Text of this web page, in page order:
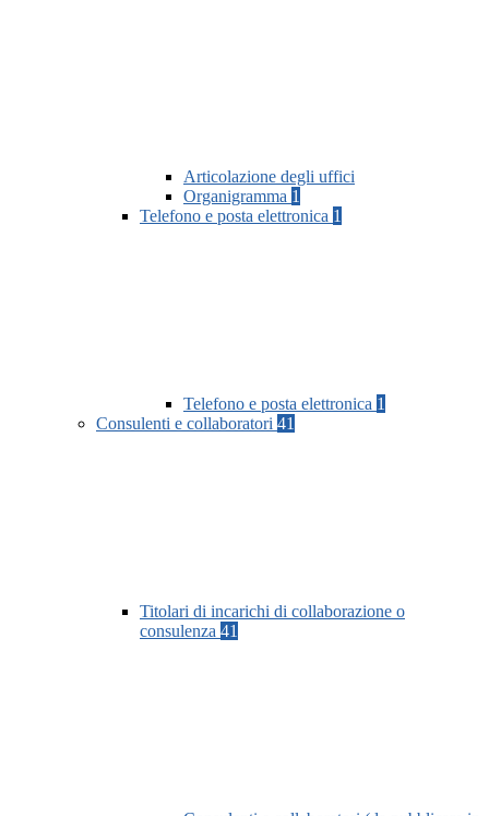
Articolazione degli uffici
Organigramma 1
Telefono e posta elettronica 1
Telefono e posta elettronica 1
Consulenti e collaboratori 41
Titolari di incarichi di collaborazione o
consulenza 41